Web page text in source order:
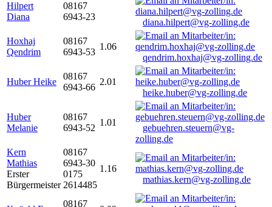
Hilpert
Diana
08167
6943-23
diana.hilpert@vg-zolling.de
Hoxhaj
Qendrim
08167
6943-53
1.06
qendrim.hoxhaj@vg-zolling.de
Huber Heike
08167
6943-66
2.01
heike.huber@vg-zolling.de
Huber
Melanie
08167
6943-52
1.01
gebuehren.steuern@vg-
zolling.de
Kern
Mathias
Erster
Bürgermeister
08167
6943-30
0175
2614485
1.16
mathias.kern@vg-zolling.de
08167